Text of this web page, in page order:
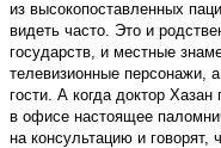
из высокопоставленных
видеть часто. Это и
государств, и местные
телевизионные персонажи,
гости. А когда доктор
в офисе настоящее
на консультацию и говорят,